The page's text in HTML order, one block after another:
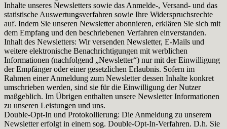
Inhalte unseres Newsletters sowie das Anmelde-, Versand- und das
statistische Auswertungsverfahren sowie Ihre Widerspruchsrechte
auf. Indem Sie unseren Newsletter abonnieren, erklären Sie sich mit
dem Empfang und den beschriebenen Verfahren einverstanden.
Inhalt des Newsletters: Wir versenden Newsletter, E-Mails und
weitere elektronische Benachrichtigungen mit werblichen
Informationen (nachfolgend „Newsletter“) nur mit der Einwilligung
der Empfänger oder einer gesetzlichen Erlaubnis. Sofern im
Rahmen einer Anmeldung zum Newsletter dessen Inhalte konkret
umschrieben werden, sind sie für die Einwilligung der Nutzer
maßgeblich. Im Übrigen enthalten unsere Newsletter Informationen
zu unseren Leistungen und uns.
Double-Opt-In und Protokollierung: Die Anmeldung zu unserem
Newsletter erfolgt in einem sog. Double-Opt-In-Verfahren. D.h. Sie